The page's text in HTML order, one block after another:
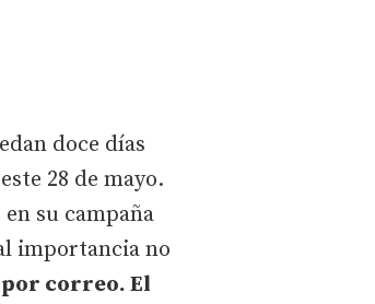
doce días
28 de mayo.
su campaña
importancia no
correo. El